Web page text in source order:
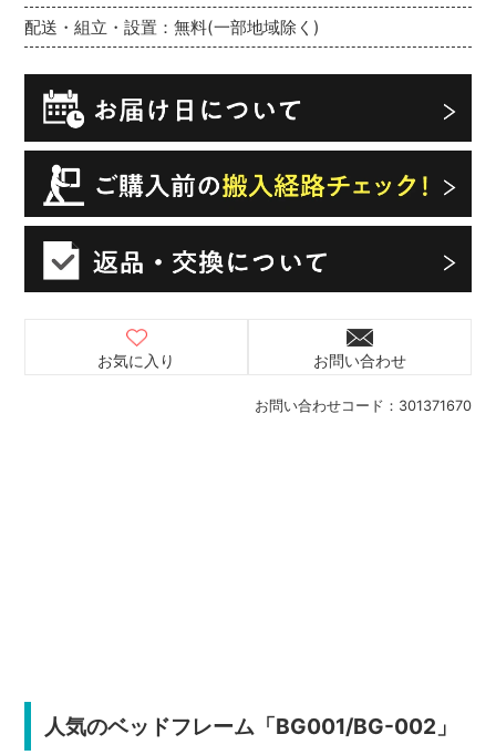
お問い合わせコード： 301371670
配送・組立・設置：無料(一部地域除く)
お気に入り お問い合わせ
人気のベッドフレーム「BG001/BG-002」